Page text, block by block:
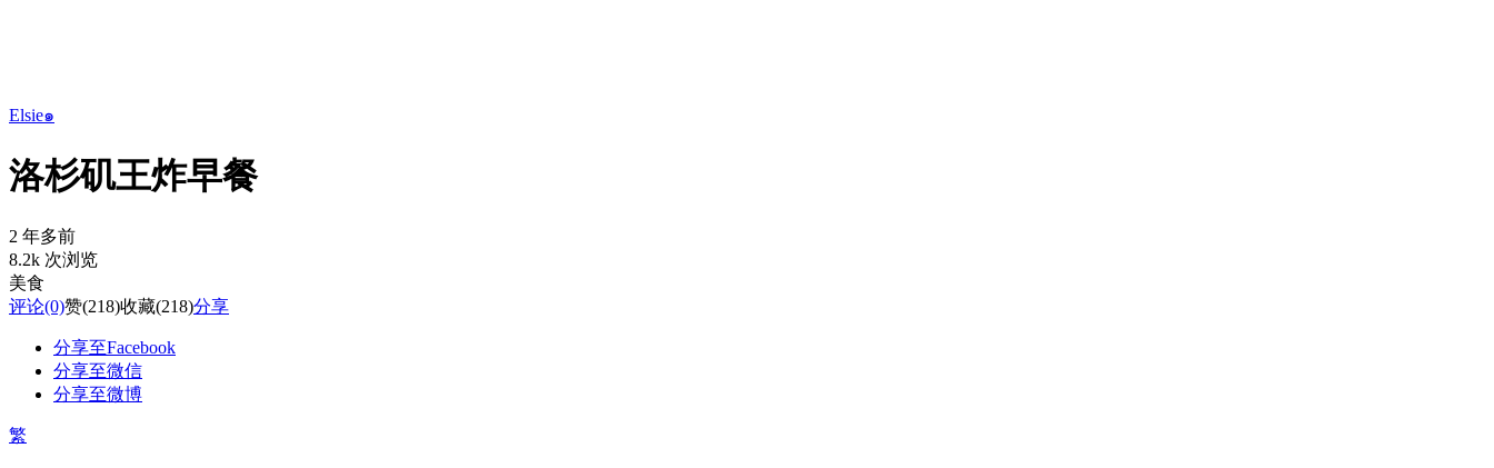
Elsie๑
洛杉矶王炸早餐
2 年多前
8.2k 次浏览
美食
评论(0)赞(218)收藏(218)分享
分享至Facebook
分享至微信
分享至微博
繁